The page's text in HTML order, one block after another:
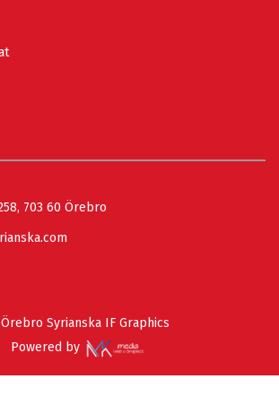
703 60 Örebro
Syrianska IF Graphics
Powered by